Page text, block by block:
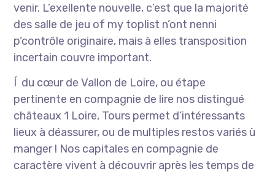
venir. L’exellente nouvelle, c’est que la majorité
des salle de jeu of my toplist n’ont nenni
p’contrôle originaire, mais à elles transposition
incertain couvre important.
Í du cœur de Vallon de Loire, ou étape
pertinente en compagnie de lire nos distingué
châteaux 1 Loire, Tours permet d’intéressants
lieux à déassurer, ou de multiples restos variés ù
manger ! Nos capitales en compagnie de
caractère vivent à découvrir après les temps de